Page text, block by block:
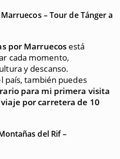
– Tour de Tánger a
por Marruecos está
cada momento,
y descanso.
país, también puedes
para mi primera visita
viaje por carretera de 10
del Rif –